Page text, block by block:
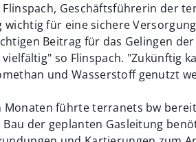
Geschäftsführerin der
wichtig für eine sichere
Beitrag für das Gelingen
so Flinspach. "Zukünftig
und Wasserstoff genutzt
Monaten führte terranets bw
Bau der geplanten Gasleitung